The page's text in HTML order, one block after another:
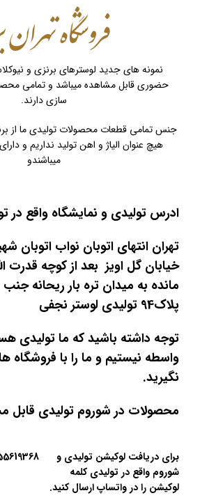
نمونه های جدید لوسترهای برنزی و
حضوری قابل مشاهده میباشد و تمامی
سازی دارند.
جنس تمامی قطعات محصولات تولیدی ما از
هیچ عنوان الیاژ و اهن تولید نداریم و
میباشندو
ادرس تولیدی و نمایشگاه واقع در
تهران انتهای اتوبان نواب اتوبان
مانده به میدان تره بار ریحانه
پلاک94 تولیدی لوستر نجفی
توجه داشته باشید که ما تولیدی
واسطه نیستیم و ما را با فروشگاه
نگیرید.
محصولات در شوروم تولیدی قابل
برای دریافت لوکیشن تولیدی و
شوروم واقع در تولیدی کلمه
لوکیشن را در واتساپ ارسال کنید.